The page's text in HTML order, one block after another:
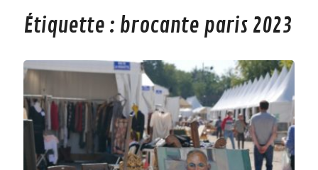
Étiquette : brocante paris 2023